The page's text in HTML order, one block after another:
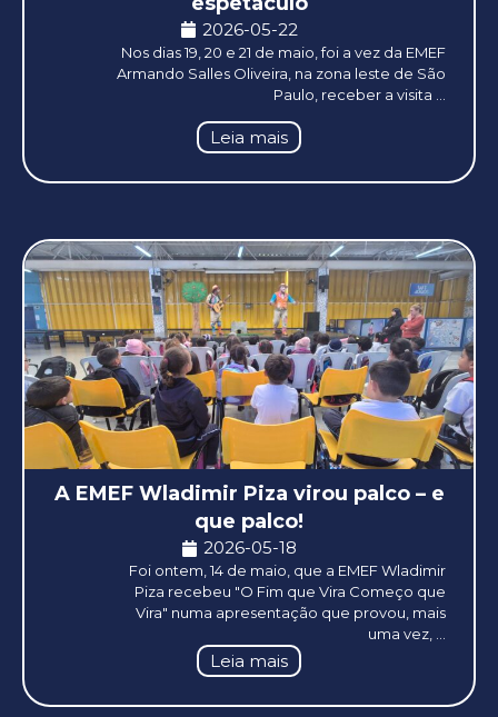
2026-05-22
Nos dias 19, 20 e 21 de maio, foi a vez da EMEF
Armando Salles Oliveira, na zona leste de São
Paulo, receber a visita ...
Leia mais
A EMEF Wladimir Piza virou palco – e
que palco!
2026-05-18
Foi ontem, 14 de maio, que a EMEF Wladimir
Piza recebeu "O Fim que Vira Começo que
Vira" numa apresentação que provou, mais
uma vez, ...
Leia mais